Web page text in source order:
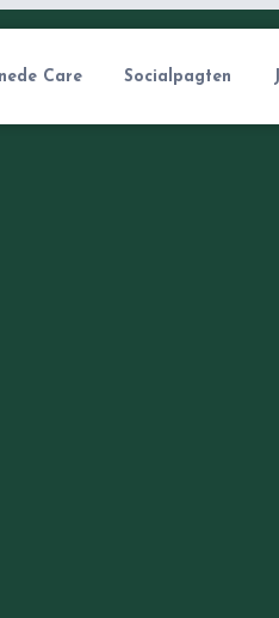
Care Socialpagten